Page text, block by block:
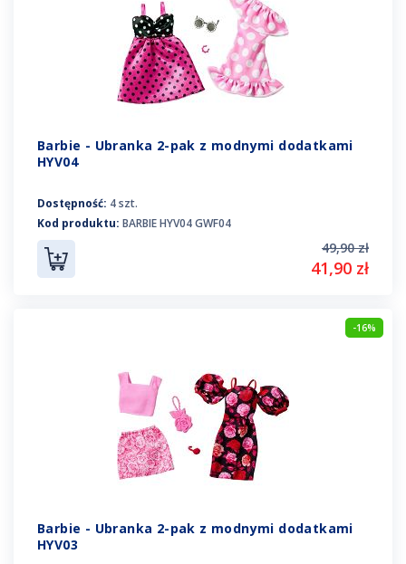
Barbie - Ubranka 2-pak z modnymi dodatkami
HYV04
Dostępność: 4 szt.
Kod produktu: BARBIE HYV04 GWF04
49,90 zł
41,90 zł
-16%
Barbie - Ubranka 2-pak z modnymi dodatkami
HYV03